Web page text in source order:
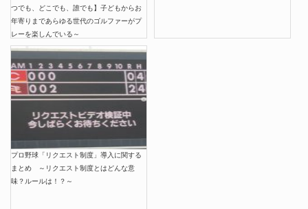
つでも、どこでも、誰でも】子どもからお
年寄りまであらゆる世代のゴルファーがプ
レーを楽しんでいる～
プロ野球「リクエスト制度」導入に関する
まとめ ～リクエスト制度とはどんな意
味？ルールは！？～